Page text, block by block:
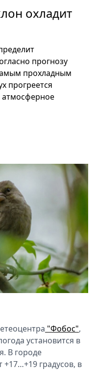
охладит
прогнозу
прохладным
прогреется
"Фобос",
установится в
В городе
+17…+19 градусов, в